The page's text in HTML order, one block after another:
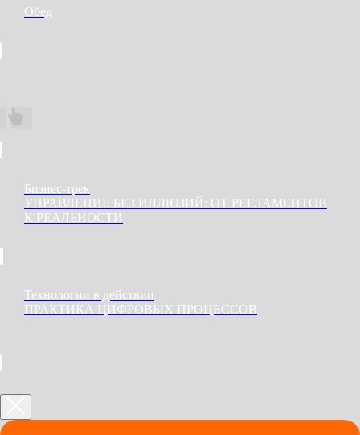
Обед
Бизнес-трек
УПРАВЛЕНИЕ БЕЗ ИЛЛЮЗИЙ: ОТ РЕГЛАМЕНТОВ
К РЕАЛЬНОСТИ
Технологии в действии
ПРАКТИКА ЦИФРОВЫХ ПРОЦЕССОВ